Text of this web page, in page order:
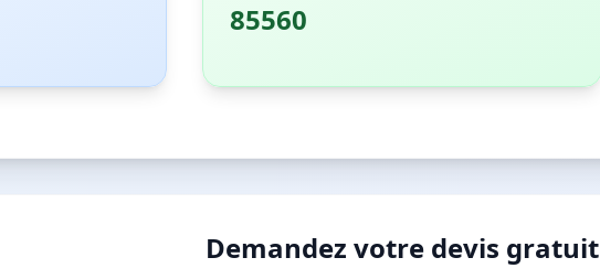
85560
Demandez votre devis gratuit